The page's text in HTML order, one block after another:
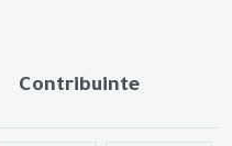
Contribuinte